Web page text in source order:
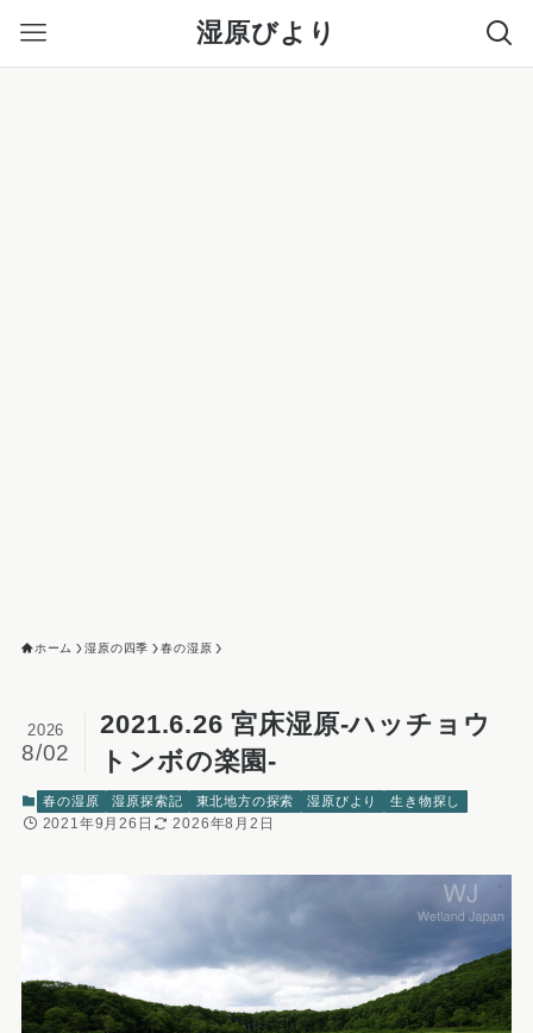
湿原びより
ホーム 湿原の四季 春の湿原
2021.6.26 宮床湿原-ハッチョウ
トンボの楽園-
2026
8/02
春の湿原 湿原探索記 東北地方の探索 湿原びより 生き物探し
2021年9月26日 2026年8月2日